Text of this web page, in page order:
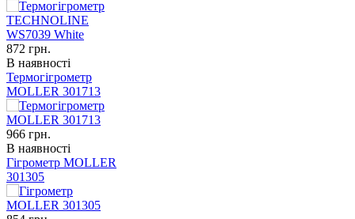
872 грн.
В наявності
Термогігрометр
MOLLER 301713
966 грн.
В наявності
Гігрометр MOLLER
301305